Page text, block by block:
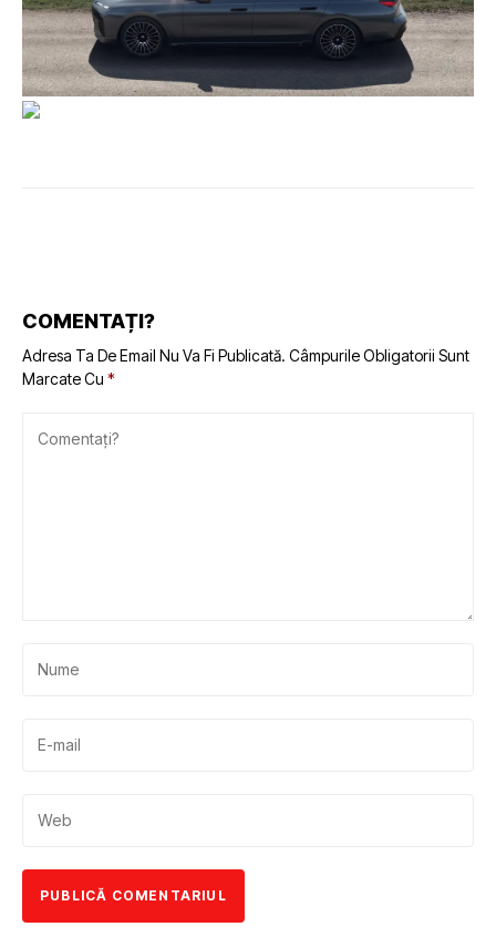
COMENTAȚI?
Adresa Ta De Email Nu Va Fi Publicată. Câmpurile Obligatorii Sunt
Marcate Cu *